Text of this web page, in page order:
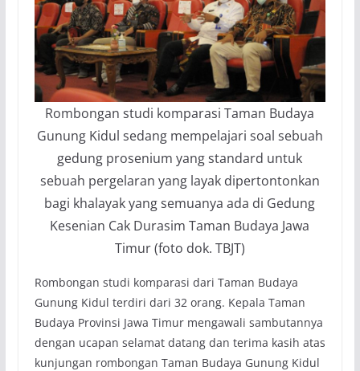
Rombongan studi komparasi Taman Budaya
Gunung Kidul sedang mempelajari soal sebuah
gedung prosenium yang standard untuk
sebuah pergelaran yang layak dipertontonkan
bagi khalayak yang semuanya ada di Gedung
Kesenian Cak Durasim Taman Budaya Jawa
Timur (foto dok. TBJT)
Rombongan studi komparasi dari Taman Budaya
Gunung Kidul terdiri dari 32 orang. Kepala Taman
Budaya Provinsi Jawa Timur mengawali sambutannya
dengan ucapan selamat datang dan terima kasih atas
kunjungan rombongan Taman Budaya Gunung Kidul